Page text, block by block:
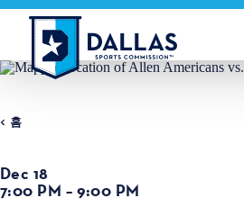
콘텐츠로 건너뛰기
홈
Dec 18
7:00 PM – 9:00 PM